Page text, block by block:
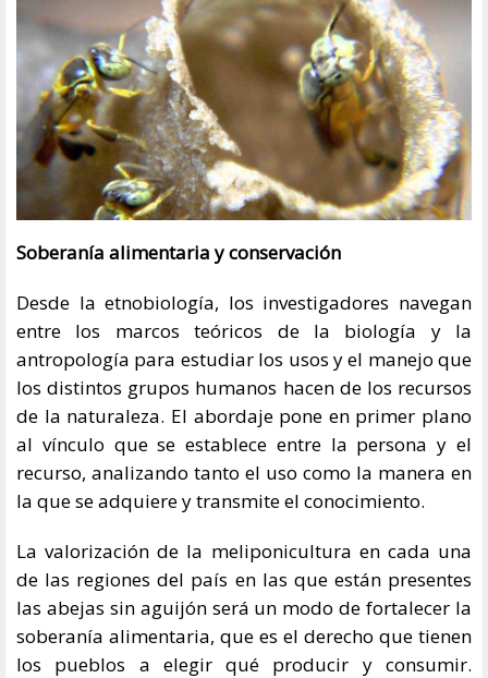
Soberanía alimentaria y conservación
Desde la etnobiología, los investigadores navegan
entre los marcos teóricos de la biología y la
antropología para estudiar los usos y el manejo que
los distintos grupos humanos hacen de los recursos
de la naturaleza. El abordaje pone en primer plano
al vínculo que se establece entre la persona y el
recurso, analizando tanto el uso como la manera en
la que se adquiere y transmite el conocimiento.
La valorización de la meliponicultura en cada una
de las regiones del país en las que están presentes
las abejas sin aguijón será un modo de fortalecer la
soberanía alimentaria, que es el derecho que tienen
los pueblos a elegir qué producir y consumir.